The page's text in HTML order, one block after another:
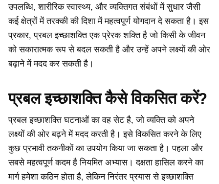
उपलब्धि, शारीरिक स्वास्थ्य, और व्यक्तिगत संबंधों में सुधार जैसी
कई क्षेत्रों में तरक्की की दिशा में महत्वपूर्ण योगदान दे सकता है। इस
प्रकार, प्रबल इच्छाशक्ति एक प्रेरक शक्ति है जो किसी के जीवन
को सकारात्मक रूप से बदल सकती है और उन्हें अपने लक्ष्यों की ओर
बढ़ाने में मदद कर सकती है।
प्रबल इच्छाशक्ति कैसे विकसित करें?
प्रबल इच्छाशक्ति घटनाओं का वह सेट है, जो व्यक्ति को अपने
लक्ष्यों की ओर बढ़ने में मदद करती है। इसे विकसित करने के लिए
कुछ प्रभावी तकनीकों का उपयोग किया जा सकता है। पहला और
सबसे महत्वपूर्ण कदम है नियमित अभ्यास। दक्षता हासिल करने का
मार्ग हमेशा कठिन होता है, लेकिन निरंतर प्रयास से इच्छाशक्ति